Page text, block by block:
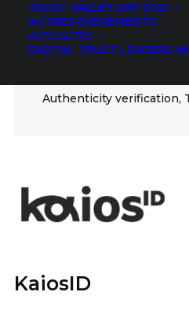
TRUST VALLEY DAY 2021
AUTRES ÉVÉNEMENTS
ACTUALITÉS
DIGITAL TRUST LEADERS
ICT
FIELDS
Authenticity verification,
KaiosID